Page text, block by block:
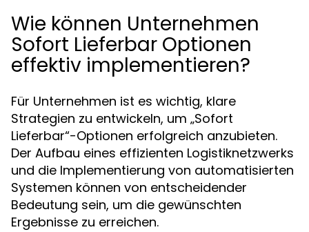
Wie können Unternehmen
Sofort Lieferbar Optionen
effektiv implementieren?
Für Unternehmen ist es wichtig, klare
Strategien zu entwickeln, um „Sofort
Lieferbar“-Optionen erfolgreich anzubieten.
Der Aufbau eines effizienten Logistiknetzwerks
und die Implementierung von automatisierten
Systemen können von entscheidender
Bedeutung sein, um die gewünschten
Ergebnisse zu erreichen.